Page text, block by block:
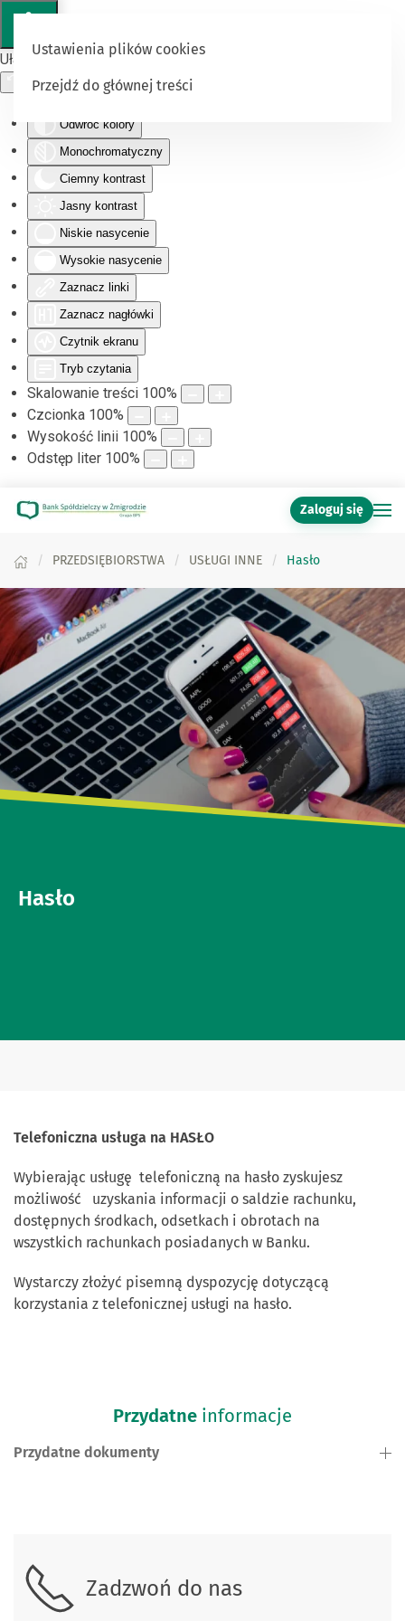
Ułatwienia dostępu
Odwróć kolory
Monochromatyczny
Ciemny kontrast
Jasny kontrast
Niskie nasycenie
Wysokie nasycenie
Zaznacz linki
Zaznacz nagłówki
Czytnik ekranu
Tryb czytania
Skalowanie treści 100%
Czcionka 100%
Wysokość linii 100%
Odstęp liter 100%
Ustawienia plików cookies
Przejdź do głównej treści
Zaloguj się
PRZEDSIĘBIORSTWA USŁUGI INNE Hasło
Hasło
Telefoniczna usługa na HASŁO
Wybierając usługę telefoniczną na hasło zyskujesz
możliwość uzyskania informacji o saldzie rachunku,
dostępnych środkach, odsetkach i obrotach na
wszystkich rachunkach posiadanych w Banku.
Wystarczy złożyć pisemną dyspozycję dotyczącą
korzystania z telefonicznej usługi na hasło.
Przydatne informacje
Przydatne dokumenty
Zadzwoń do nas